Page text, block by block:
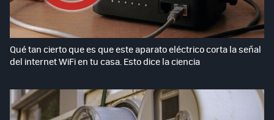
Qué tan cierto que es que este aparato eléctrico corta la señal
del internet WiFi en tu casa. Esto dice la ciencia